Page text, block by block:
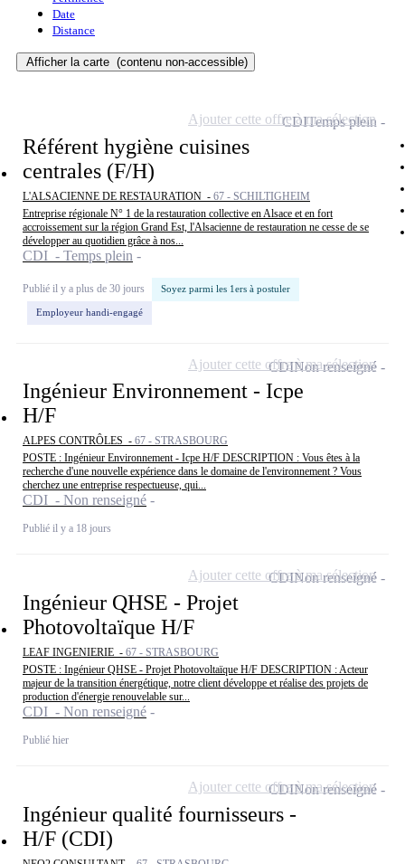
Date
Distance
Afficher la carte (contenu non-accessible)
Référent hygiène cuisines
centrales (F/H)
L'ALSACIENNE DE RESTAURATION - 67 - SCHILTIGHEIM
Entreprise régionale N° 1 de la restauration collective en Alsace et en fort
accroissement sur la région Grand Est, l'Alsacienne de restauration ne cesse de se
développer au quotidien grâce à nos...
CDI - Temps plein
Publié il y a plus de 30 jours Soyez parmi les 1ers à postuler
Employeur handi-engagé
CDITemps plein
Ajouter cette offre à ma sélection
Ingénieur Environnement - Icpe
H/F
ALPES CONTRÔLES - 67 - STRASBOURG
POSTE : Ingénieur Environnement - Icpe H/F DESCRIPTION : Vous êtes à la
recherche d'une nouvelle expérience dans le domaine de l'environnement ? Vous
cherchez une entreprise respectueuse, qui...
CDI - Non renseigné
Publié il y a 18 jours
CDINon renseigné
Ajouter cette offre à ma sélection
Ingénieur QHSE - Projet
Photovoltaïque H/F
LEAF INGENIERIE - 67 - STRASBOURG
POSTE : Ingénieur QHSE - Projet Photovoltaïque H/F DESCRIPTION : Acteur
majeur de la transition énergétique, notre client développe et réalise des projets de
production d'énergie renouvelable sur...
CDI - Non renseigné
Publié hier
CDINon renseigné
Ajouter cette offre à ma sélection
Ingénieur qualité fournisseurs -
H/F (CDI)
CDINon renseigné
Ajouter cette offre à ma sélection